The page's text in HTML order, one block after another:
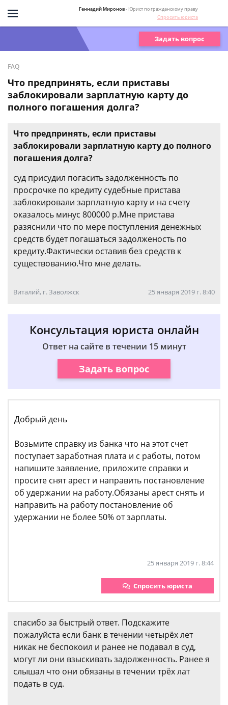
Геннадий Миронов- Юрист по гражданскому праву
Спросить юриста
Задать вопрос
FAQ
Что предпринять, если приставы
заблокировали зарплатную карту до
полного погашения долга?
Что предпринять, если приставы
заблокировали зарплатную карту до полного
погашения долга?
суд присудил погасить задолженность по
просрочке по кредиту судебные пристава
заблокировали зарплатную карту и на счету
оказалось минус 800000 р.Мне пристава
разяснили что по мере поступления денежных
средств будет погашаться задолженость по
кредиту.Фактически оставив без средств к
существованию.Что мне делать.
Виталий, г. Заволжск 25 января 2019 г. 8:40
Консультация юриста онлайн
Ответ на сайте в течении 15 минут
Задать вопрос
Добрый день
Возьмите справку из банка что на этот счет
поступает заработная плата и с работы, потом
напишите заявление, приложите справки и
просите снят арест и направить постановление
об удержании на работу.Обязаны арест снять и
направить на работу постановление об
удержании не более 50% от зарплаты.
25 января 2019 г. 8:44
Спросить юриста
спасибо за быстрый ответ. Подскажите
пожалуйста если банк в течении четырёх лет
никак не беспокоил и ранее не подавал в суд,
могут ли они взыскивать задолженность. Ранее я
слышал что они обязаны в течении трёх лат
подать в суд.